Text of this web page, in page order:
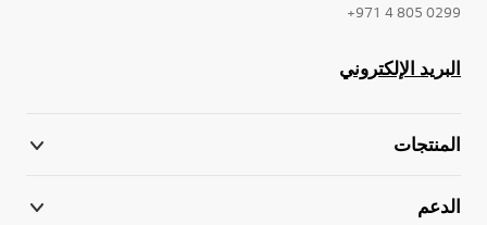
0299 805 4 971+
البريد الإلكتروني
المنتجات
الدعم